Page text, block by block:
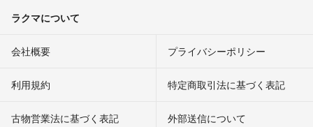
ラクマについて
会社概要 プライバシーポリシー
利用規約 特定商取引法に基づく表記
古物営業法に基づく表記 外部送信について